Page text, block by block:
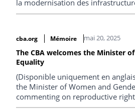
la modernisation des
réunification familiale, la
collaboration
cba.org Mémoire mai 20, 2025
The CBA welcomes the Minister
Equality
(Disponible uniquement en
the Minister of Women and
commenting on reproductive
inclusion.